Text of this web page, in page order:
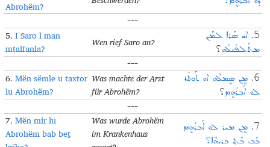
Abrohëm?
---
5.I Saro l man
mtalfanla?
Wen rief Saro an? 5. ܐܝ ܣܰܪܐ ܠܡܰܢ
ܡܬܰܠܦܰܢܠܰܗ؟
---
6.Mën sëmle u taxtor
lu Abrohëm?
Was machte der Arzt
für Abrohëm?
6. ܡܷܢ ܣܷܡܠܶܗ ܐܘ ܬܰܟ݂ܬܳܪ
ܠܘ ܐܰܒܪܳܗܷܡ؟
---
7.Mën mir lu
Abrohëm bab beṯ
Was wurde Abrohëm
im Krankenhaus
7. ܡܷܢ ܡܝܪ ܠܘ ܐܰܒܪܳܗܷܡ
ܒܰܒ ܒܶܬ݂ ܟܪܝܗܶܐ؟